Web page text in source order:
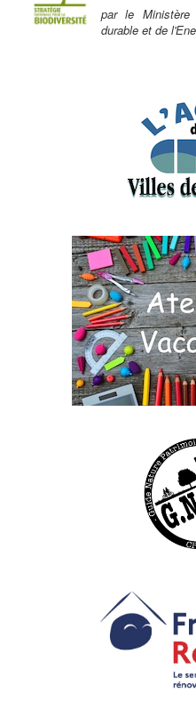
par le Ministère
durable et de